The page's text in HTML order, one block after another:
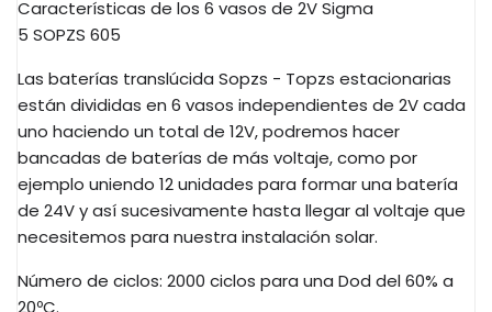
Características de los 6 vasos de 2VSigma
5 SOPZS 605
Las baterías translúcida Sopzs - Topzs estacionarias
están divididas en 6 vasos independientes de 2Vcada
uno haciendo un total de 12V, podremos hacer
bancadas de baterías de más voltaje, como por
ejemplo uniendo 12 unidades para formar una batería
de 24Vy así sucesivamente hasta llegar al voltaje que
necesitemos para nuestra instalación solar.
Número de ciclos: 2000 ciclos para una Dod del 60% a
20ºC.